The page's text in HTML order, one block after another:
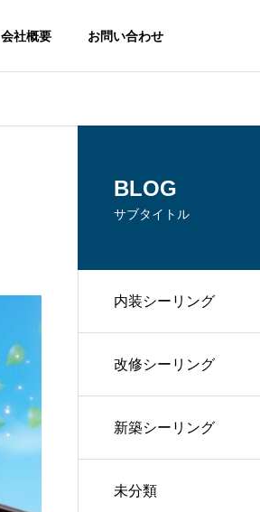
会社概要 お問い合わせ
BLOG
サブタイトル
内装シーリング
改修シーリング
新築シーリング
未分類